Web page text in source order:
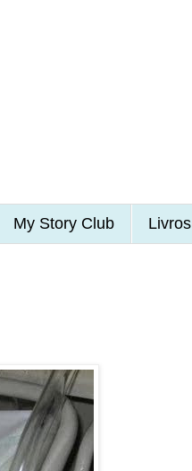
My Story Club Livros